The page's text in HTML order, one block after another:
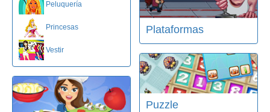
Peluquería
Princesas
Vestir
Plataformas
Puzzle